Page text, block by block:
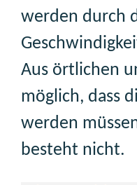
werden durch
Aus örtlichen
möglich, dass
werden
besteht nicht.